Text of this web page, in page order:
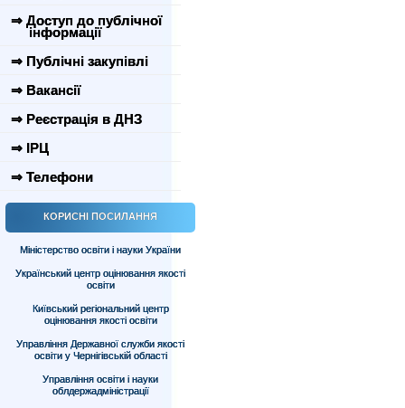
⇒ Доступ до публічної
інформації
⇒ Публічні закупівлі
⇒ Вакансії
⇒ Реєстрація в ДНЗ
⇒ ІРЦ
⇒ Телефони
КОРИСНІ ПОСИЛАННЯ
Міністерство освіти і науки України
Український центр оцінювання якості
освіти
Київський регіональний центр
оцінювання якості освіти
Управління Державної служби якості
освіти у Чернігівській області
Управління освіти і науки
облдержадміністрації